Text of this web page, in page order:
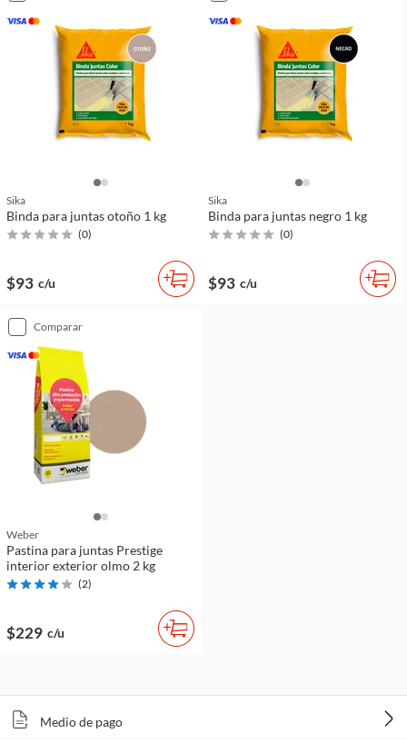
Sika
Binda para juntas otoño 1 kg
(0)
$93 c/u
Sika
Binda para juntas negro 1 kg
(0)
$93 c/u
comparar
Weber
Pastina para juntas Prestige
interior exterior olmo 2 kg
(2)
$229 c/u
Medio de pago